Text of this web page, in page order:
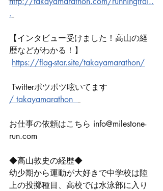
.
【インタビュー受けました！高山の経
歴などがわかる！】
https://flag-star.site/takayamarathon/
Twitterポツポツ呟いてます
/ takayamarathon
お仕事の依頼はこちら info@milestone-
run.com
◆高山敦史の経歴◆
幼少期から運動が大好きで中学校は陸
上の投擲種目、高校では水泳部に入り